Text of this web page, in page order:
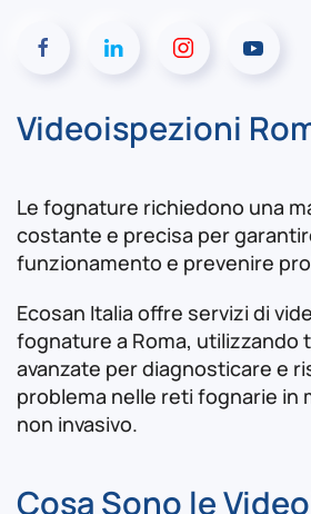
Videoispezioni
Le fognature richiedono una
costante e precisa per
funzionamento e prevenire
Ecosan Italia offre servizi di
fognature a Roma, utilizzando
avanzate per diagnosticare e
problema nelle reti fognarie in
non invasivo.
Cosa Sono le